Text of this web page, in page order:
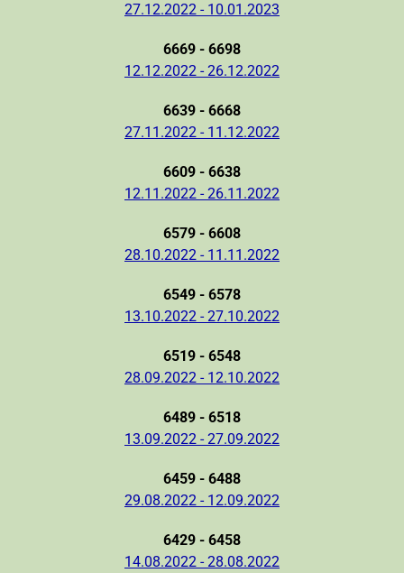
27.12.2022 - 10.01.2023
6669 - 6698
12.12.2022 - 26.12.2022
6639 - 6668
27.11.2022 - 11.12.2022
6609 - 6638
12.11.2022 - 26.11.2022
6579 - 6608
28.10.2022 - 11.11.2022
6549 - 6578
13.10.2022 - 27.10.2022
6519 - 6548
28.09.2022 - 12.10.2022
6489 - 6518
13.09.2022 - 27.09.2022
6459 - 6488
29.08.2022 - 12.09.2022
6429 - 6458
14.08.2022 - 28.08.2022